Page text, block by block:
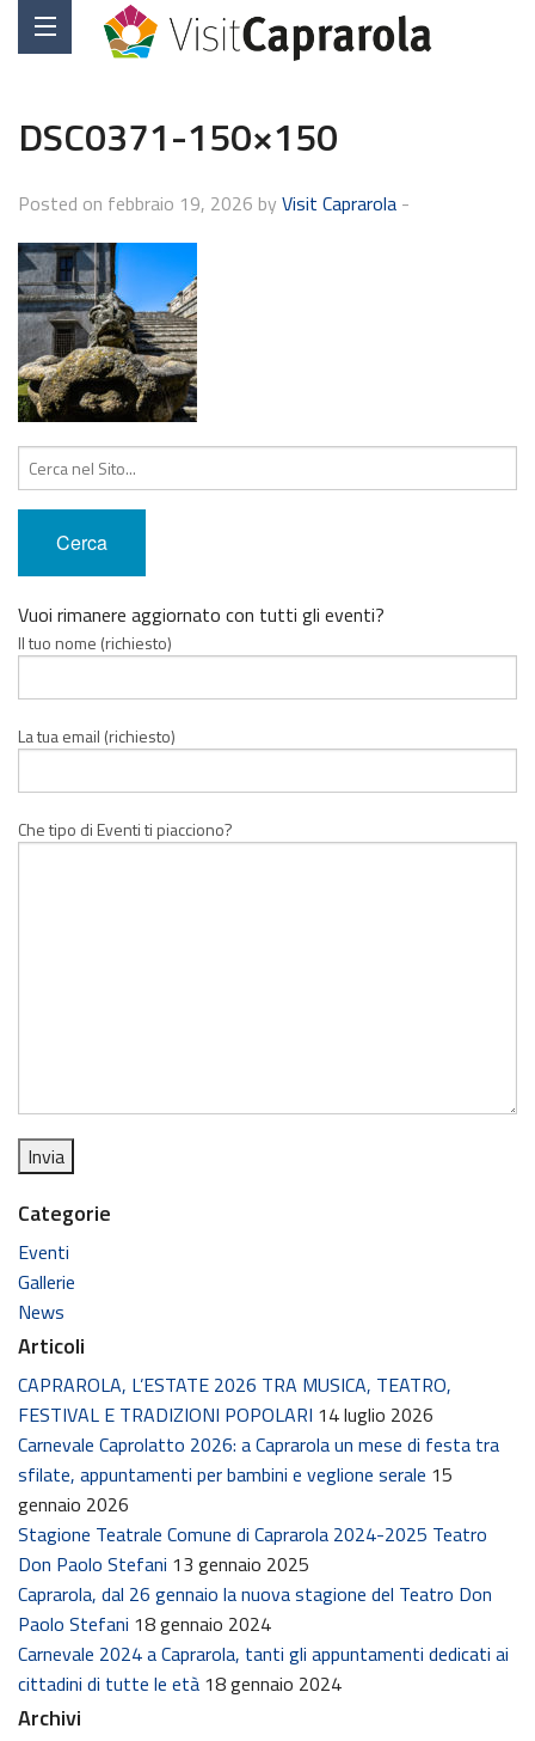
DSC0371-150×150
Posted on febbraio 19, 2026 by Visit Caprarola -
Cerca:
Vuoi rimanere aggiornato con tutti gli eventi?
Il tuo nome (richiesto)
La tua email (richiesto)
Che tipo di Eventi ti piacciono?
Categorie
Eventi
Gallerie
News
Articoli
CAPRAROLA, L’ESTATE 2026 TRA MUSICA, TEATRO,
FESTIVAL E TRADIZIONI POPOLARI 14 luglio 2026
Carnevale Caprolatto 2026: a Caprarola un mese di festa tra
sfilate, appuntamenti per bambini e veglione serale 15
gennaio 2026
Stagione Teatrale Comune di Caprarola 2024-2025 Teatro
Don Paolo Stefani 13 gennaio 2025
Caprarola, dal 26 gennaio la nuova stagione del Teatro Don
Paolo Stefani 18 gennaio 2024
Carnevale 2024 a Caprarola, tanti gli appuntamenti dedicati ai
cittadini di tutte le età 18 gennaio 2024
Archivi